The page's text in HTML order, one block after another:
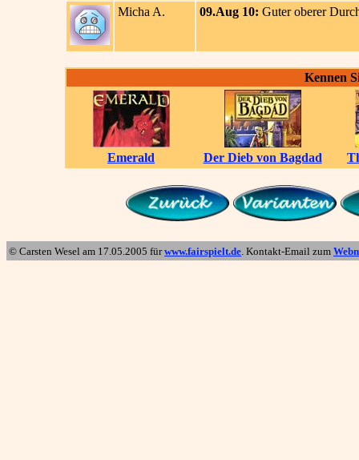
Micha A.
09.Aug 10: Guter oberer
Kennen
Emerald Der Dieb von Bagdad
© Carsten Wesel am 17.05.2005 fürwww.fairspielt.de. Kontakt-Email zum